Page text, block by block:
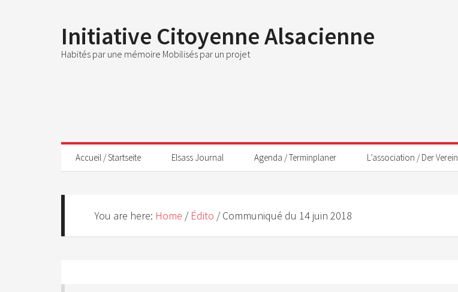
Initiative Citoyenne Alsacienne
Habités par une mémoire Mobilisés par un projet
Accueil / Startseite Elsass Journal Agenda / Terminplaner L’association / Der Verein
You are here: Home / Édito /Communiqué du 14 juin 2018